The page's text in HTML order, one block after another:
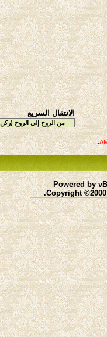
الانتقال السريع
.
Powered by
Copyright